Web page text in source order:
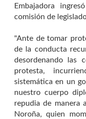
Embajadora
comisión de
"Ante de tomar
de la conducta
desordenando las
protesta,
sistemática en un
nuestro cuerpo
repudia de manera
Noroña, quien